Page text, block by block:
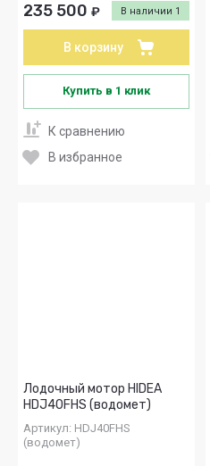
В наличии 1
235 500 ₽
В корзину
Купить в 1 клик
К сравнению
В избранное
Лодочный мотор HIDEA
HDJ40FHS (водомет)
Артикул: HDJ40FHS
(водомет)